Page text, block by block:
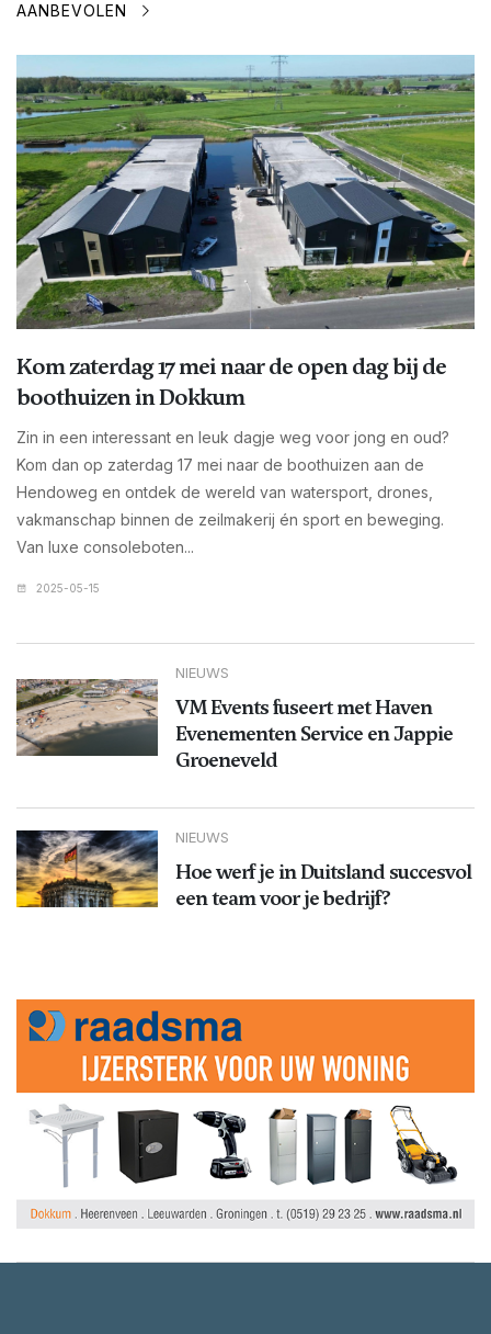
AANBEVOLEN
Kom zaterdag 17 mei naar de open dag bij de
boothuizen in Dokkum
Zin in een interessant en leuk dagje weg voor jong en oud?
Kom dan op zaterdag 17 mei naar de boothuizen aan de
Hendoweg en ontdek de wereld van watersport, drones,
vakmanschap binnen de zeilmakerij én sport en beweging.
Van luxe consoleboten...
2025-05-15
NIEUWS
VM Events fuseert met Haven
Evenementen Service en Jappie
Groeneveld
NIEUWS
Hoe werf je in Duitsland succesvol
een team voor je bedrijf?